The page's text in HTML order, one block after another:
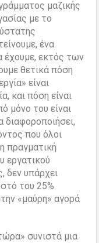
μαζικής
με το
ένα
έχουμε, εκτός των
θετικά πόση
είναι
και πόση είναι
μόνο του είναι
διαφοροποιήσει,
που όλοι
πραγματική
εργατικού
δεν υπάρχει
του 25%
«μαύρη» αγορά
συνιστά μια